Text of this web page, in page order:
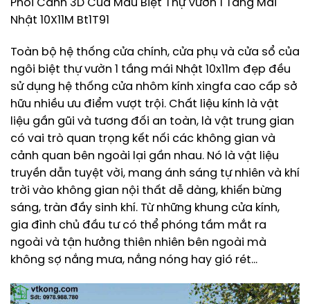
Phối Cảnh 3D Của Mẫu Biệt Thự Vườn 1 Tầng Mái
Nhật 10X11M Bt1T91
Toàn bộ hệ thống cửa chính, cửa phụ và cửa sổ của
ngôi biệt thự vườn 1 tầng mái Nhật 10x11m đẹp đều
sử dụng hệ thống cửa nhôm kính xingfa cao cấp sở
hữu nhiều ưu điểm vượt trội. Chất liệu kính là vật
liệu gần gũi và tương đối an toàn, là vật trung gian
có vai trò quan trọng kết nối các không gian và
cảnh quan bên ngoài lại gần nhau. Nó là vật liệu
truyền dẫn tuyệt vời, mang ánh sáng tự nhiên và khí
trời vào không gian nội thất dễ dàng, khiến bừng
sáng, tràn đầy sinh khí. Từ những khung cửa kính,
gia đình chủ đầu tư có thể phóng tầm mắt ra
ngoài và tận hưởng thiên nhiên bên ngoài mà
không sợ nắng mưa, nắng nóng hay gió rét…